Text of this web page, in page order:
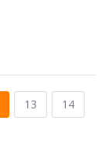
13
14